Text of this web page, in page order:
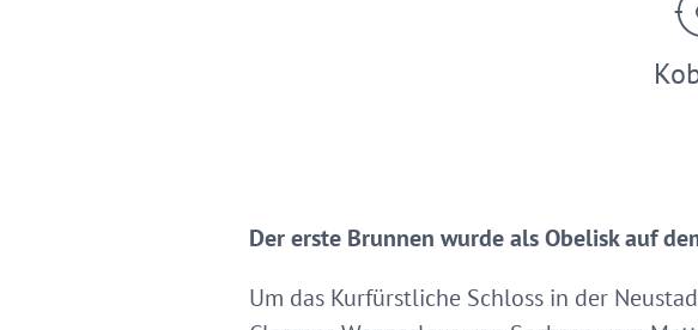
Der erste Brunnen wurde als Obelisk auf
Um das Kurfürstliche Schloss in der